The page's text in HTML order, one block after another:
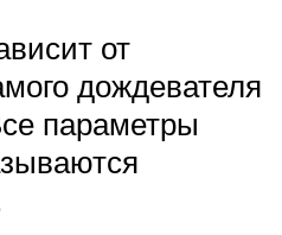
от
дождевателя
параметры